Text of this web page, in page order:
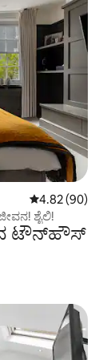
5 ರಲ್ಲಿ 4.82
4.82 (90)
ಶೈಲಿ!
ಟೌನ್‌ಹೌಸ್‌